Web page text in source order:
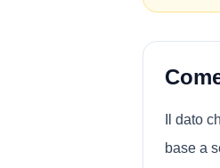
Il dato
base a